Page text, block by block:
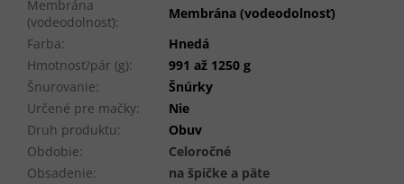
Membrána
(vodeodolnosť):
Membrána (vodeodolnosť)
Farba:
Hnedá
Hmotnosť/pár (g):
991 až 1250 g
Šnurovanie:
Šnúrky
Určené pre mačky:
Nie
Druh produktu:
Obuv
Obdobie:
Celoročné
Obsadenie:
na špičke a päte